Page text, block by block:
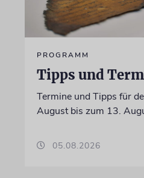
PROGRAMM
Tipps und
Termine und Tipps für
August bis zum 13.
05.08.2026